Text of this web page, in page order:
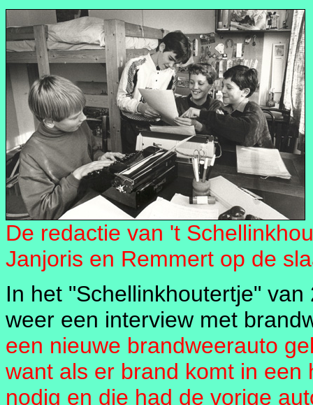
De redactie van 't
Janjoris en Remmert op de
In het "Schellinkhoutertje"
weer een interview met
een nieuwe brandweerauto
want als er brand komt in
nodig en die had de vorige